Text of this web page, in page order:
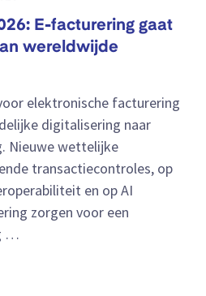
E-facturering gaat
wereldwijde
elektronische facturering
digitalisering naar
Nieuwe wettelijke
transactiecontroles, op
en op AI
zorgen voor een
…